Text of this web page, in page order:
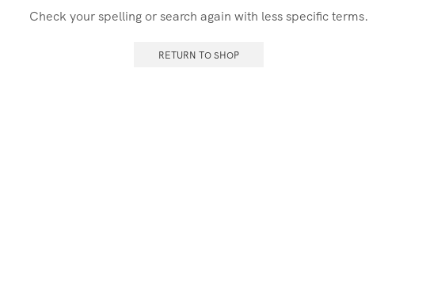
Check your spelling or search again with less specific terms.
RETURN TO SHOP